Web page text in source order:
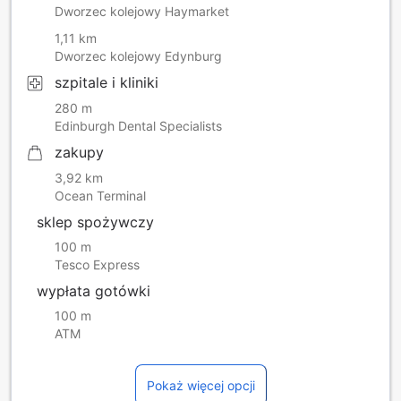
Visitor Levy is included in the total price shown. The levy is
charged only on the room rate before VAT, and does not
apply to any package inclusions or extras. It applies for up
to five nights.
Dworzec kolejowy Haymarket
1,11 km
Dworzec kolejowy Edynburg
szpitale i kliniki
280 m
Edinburgh Dental Specialists
zakupy
3,92 km
Ocean Terminal
sklep spożywczy
100 m
Tesco Express
wypłata gotówki
100 m
ATM
Pokaż więcej opcji